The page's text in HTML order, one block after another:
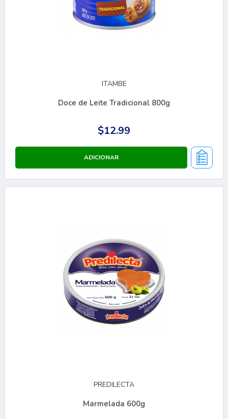
ITAMBE
Doce de Leite Tradicional 800g
$12.99
PREDILECTA
Marmelada 600g